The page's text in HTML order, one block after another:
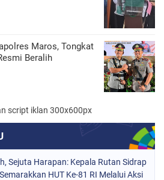
Maros, Tongkat
Beralih
script iklan 300x600px
Sejuta Harapan: Kepala Rutan Sidrap
HUT Ke-81 RI Melalui Aksi